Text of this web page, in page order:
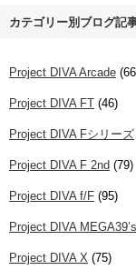
カテゴリー別ブログ記
Project DIVA Arcade
Project DIVA FT (46)
Project DIVA Fシリーズ
Project DIVA F 2nd (79)
Project DIVA f/F (95)
Project DIVA MEGA39’s
Project DIVA X (75)